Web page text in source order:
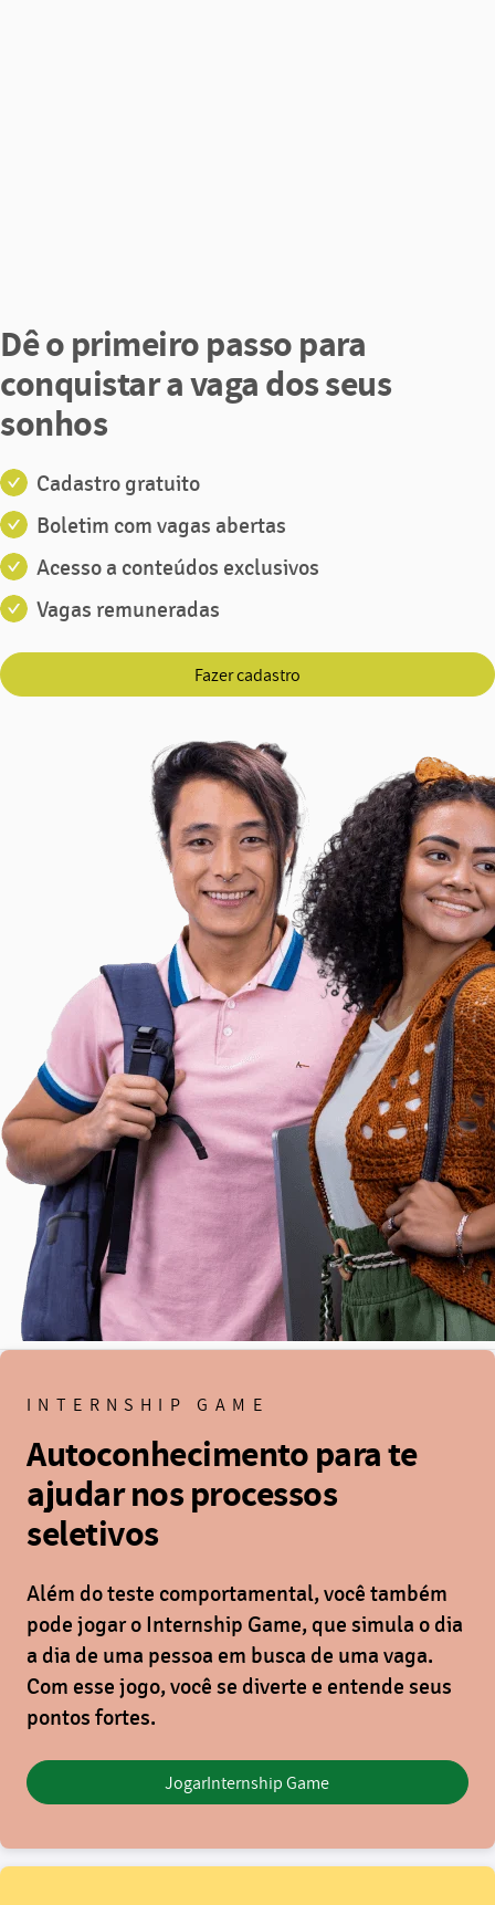
Dê o primeiro passo para
conquistar a vaga dos seus
sonhos
Cadastro gratuito
Boletim com vagas abertas
Acesso a conteúdos exclusivos
Vagas remuneradas
Fazer cadastro
INTERNSHIP GAME
Autoconhecimento para te
ajudar nos processos
seletivos
Além do teste comportamental, você também
pode jogar o Internship Game, que simula o dia
a dia de uma pessoa em busca de uma vaga.
Com esse jogo, você se diverte e entende seus
pontos fortes.
JogarInternship Game